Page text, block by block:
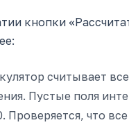
кнопки
считывает
Пустые поля
Проверяется, что